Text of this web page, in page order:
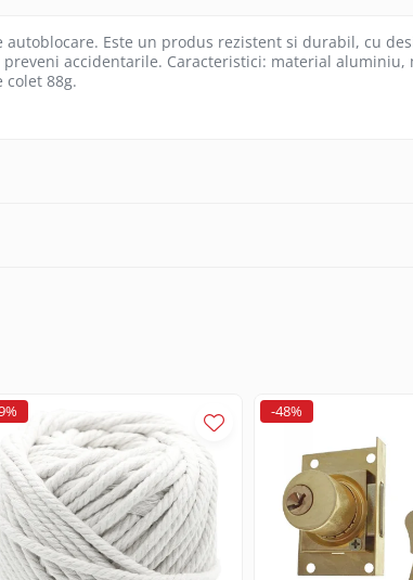
Este un produs rezistent si durabil, cu
accidentarile. Caracteristici: material
colet 88g.
-48%